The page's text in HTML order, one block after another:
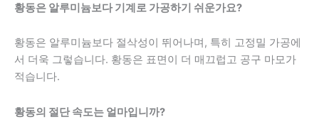
황동은 알루미늄보다 기계로 가공하기 쉬운가요?
황동은 알루미늄보다 절삭성이 뛰어나며, 특히 고정밀 가공에
서 더욱 그렇습니다. 황동은 표면이 더 매끄럽고 공구 마모가
적습니다.
황동의 절단 속도는 얼마입니까?